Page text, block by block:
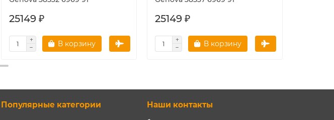
25149 ₽
В корзину
25149 ₽
В корзину
Популярные категории Наши контакты